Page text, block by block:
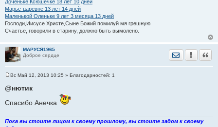
Доченьке Ксюшечке 18 лет 10 дней
Марье-царевне 13 лет 14 дней
Маленькой Оленьке 9 лет 3 месяца 13 дней
Господи,Иисусе Христе,Сыне Божий помилуй мя грешную
Счастье, говорили в старину, должно быть вымолено.
МАРУСЯ1965
Доброе сердце
Отправить
о
о
щ
и
Вс Май 12, 2013 10:25 » Благодарностей: 1
@нютик
Спасибо Анечка
Пока вы стоите лицом к своему прошлому, вы стоите задом к своему